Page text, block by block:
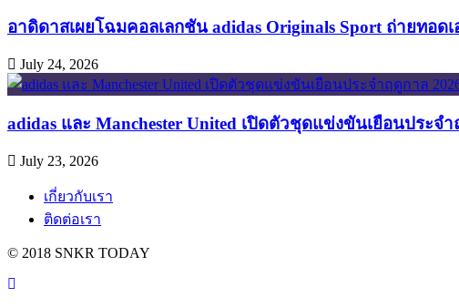
อาดิดาสเผยโฉมคอลเลกชัน adidas Originals Sport ถ่ายทอ
July 24, 2026
adidas และ Manchester United เปิดตัวชุดแข่งขันเยือนประจำ
July 23, 2026
เกี่ยวกับเรา
ติดต่อเรา
© 2018 SNKR TODAY